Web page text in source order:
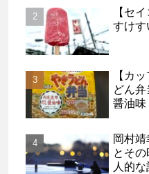
【セ
すけす
【カ
どん
醤油味
岡村靖
とそ
人的な